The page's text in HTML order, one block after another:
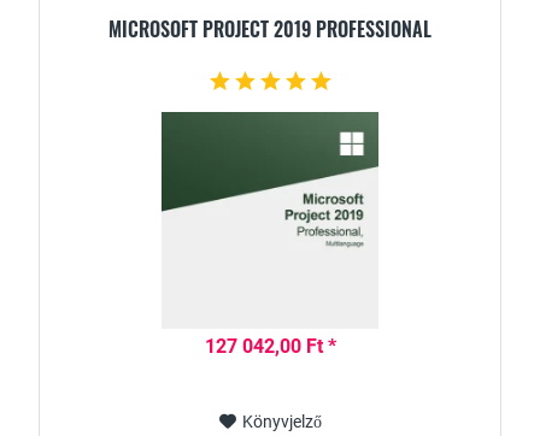
MICROSOFT PROJECT 2019 PROFESSIONAL
127 042,00 Ft *
Könyvjelző